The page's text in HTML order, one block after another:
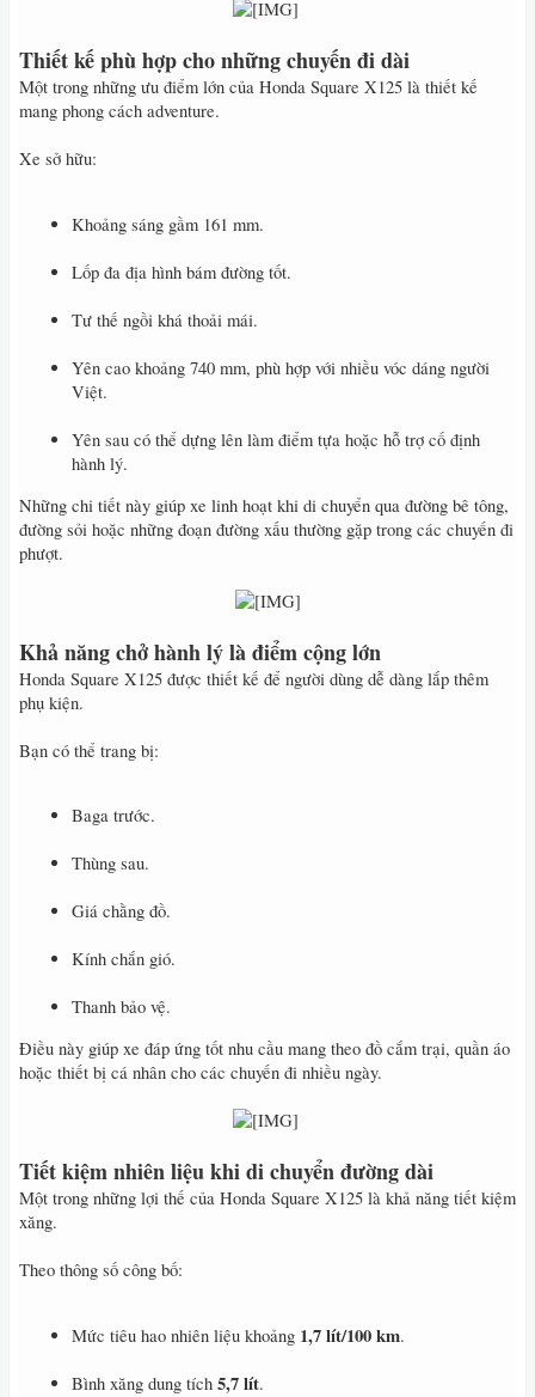
Thiết kế phù hợp cho những chuyến đi dài
Một trong những ưu điểm lớn của Honda Square X125 là thiết kế
mang phong cách adventure.
Xe sở hữu:
Khoảng sáng gầm 161 mm.
Lốp đa địa hình bám đường tốt.
Tư thế ngồi khá thoải mái.
Yên cao khoảng 740 mm, phù hợp với nhiều vóc dáng người
Việt.
Yên sau có thể dựng lên làm điểm tựa hoặc hỗ trợ cố định
hành lý.
Những chi tiết này giúp xe linh hoạt khi di chuyển qua đường bê tông,
đường sỏi hoặc những đoạn đường xấu thường gặp trong các chuyến đi
phượt.
Khả năng chở hành lý là điểm cộng lớn
Honda Square X125 được thiết kế để người dùng dễ dàng lắp thêm
phụ kiện.
Bạn có thể trang bị:
Baga trước.
Thùng sau.
Giá chằng đồ.
Kính chắn gió.
Thanh bảo vệ.
Điều này giúp xe đáp ứng tốt nhu cầu mang theo đồ cắm trại, quần áo
hoặc thiết bị cá nhân cho các chuyến đi nhiều ngày.
Tiết kiệm nhiên liệu khi di chuyển đường dài
Một trong những lợi thế của Honda Square X125 là khả năng tiết kiệm
xăng.
Theo thông số công bố:
Mức tiêu hao nhiên liệu khoảng 1,7 lít/100 km.
Bình xăng dung tích 5,7 lít.